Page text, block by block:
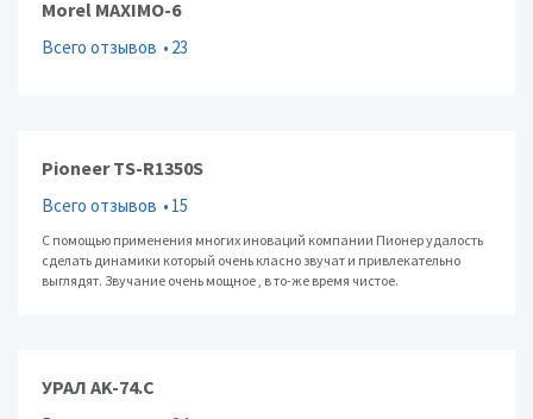
Morel MAXIMO-6
Всего отзывов 23
Pioneer TS-R1350S
Всего отзывов 15
С помощью применения многих иноваций компании Пионер удалость
сделать динамики который очень класно звучат и привлекательно
выглядят. Звучание очень мощное , в то-же время чистое.
УРАЛ AK-74.C